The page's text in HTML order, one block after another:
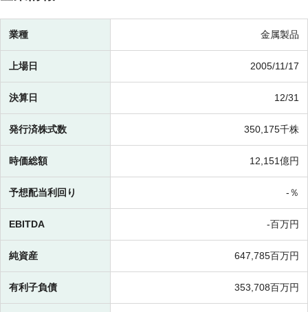
業種 金属製品
上場日 2005/11/17
決算日 12/31
発行済株式数 350,175千株
時価総額 12,151億円
予想配当利回り -％
EBITDA -百万円
純資産 647,785百万円
有利子負債 353,708百万円